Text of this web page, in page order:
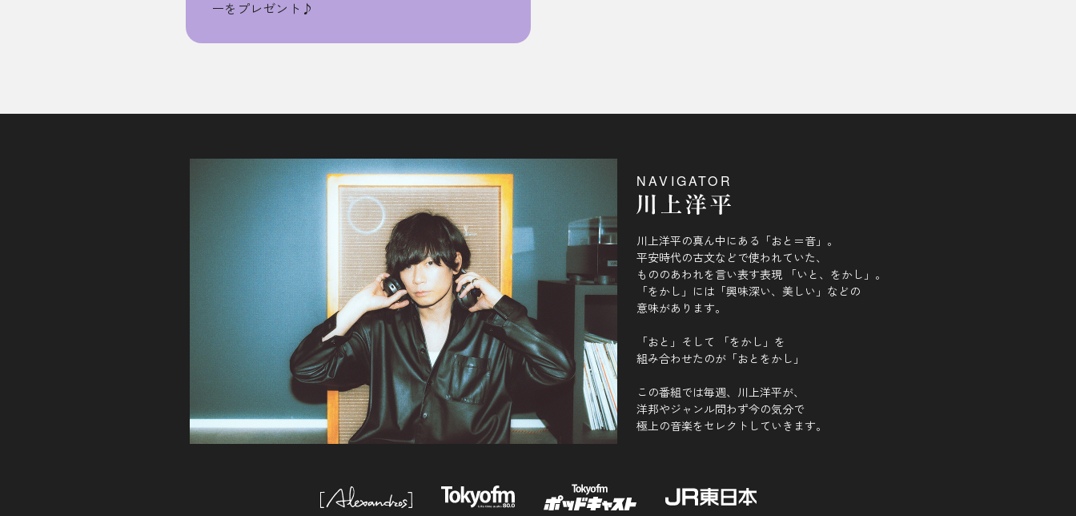
ーをプレゼント♪
NAVIGATOR
川上洋平の真ん中にある「おと＝音」。
平安時代の古文などで使われていた、
もののあわれを言い表す表現 「いと、をかし」。
「をかし」には「興味深い、美しい」などの
意味があります。
「おと」そして 「をかし」を
組み合わせたのが「おとをかし」
この番組では毎週、川上洋平が、
洋邦やジャンル問わず今の気分で
極上の音楽をセレクトしていきます。